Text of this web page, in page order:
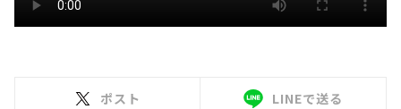
ポスト LINEで送る